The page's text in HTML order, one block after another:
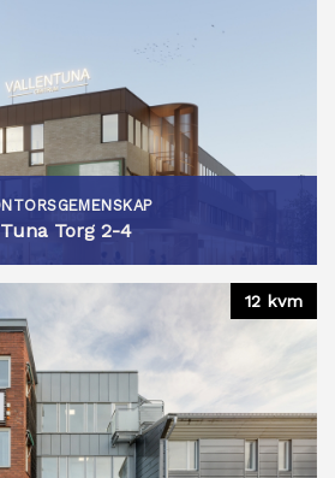
Tuna Torg 2-4
12 kvm